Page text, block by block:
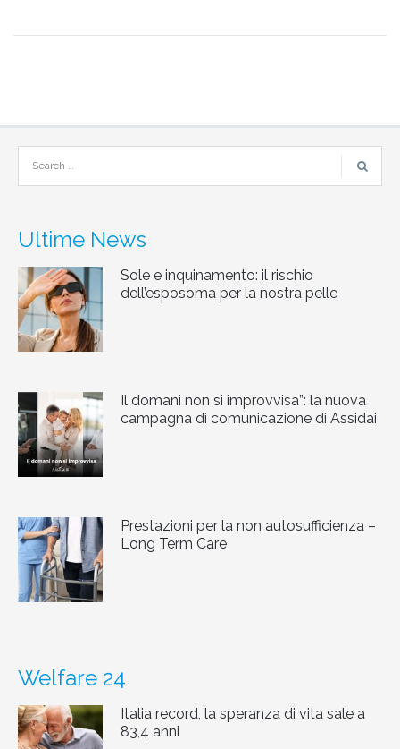
Ultime News
Sole e inquinamento: il rischio
dell’esposoma per la nostra pelle
Il domani non si improvvisa”: la nuova
campagna di comunicazione di Assidai
Prestazioni per la non autosufficienza –
Long Term Care
Welfare 24
Italia record, la speranza di vita sale a
83,4 anni